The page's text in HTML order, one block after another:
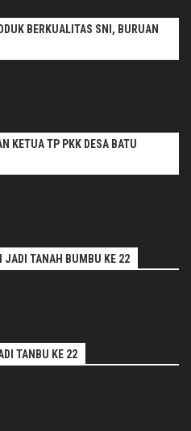
BERKUALITAS SNI, BURUAN
KETUA TP PKK DESA BATU
JADI TANAH BUMBU KE 22
TANBU KE 22